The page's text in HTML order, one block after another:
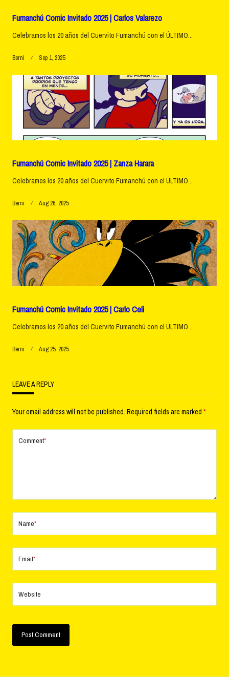
Fumanchú Comic Invitado 2025 | Carlos Valarezo
Celebramos los 20 años del Cuervito Fumanchú con el ÚLTIMO...
Berni Sep 1, 2025
Fumanchú Comic Invitado 2025 | Zanza Harara
Celebramos los 20 años del Cuervito Fumanchú con el ÚLTIMO...
Berni Aug 26, 2025
Fumanchú Comic Invitado 2025 | Carlo Celi
Celebramos los 20 años del Cuervito Fumanchú con el ÚLTIMO...
Berni Aug 25, 2025
LEAVE A REPLY
Your email address will not be published. Required fields are marked *
Comment*
Name*
Email*
Website